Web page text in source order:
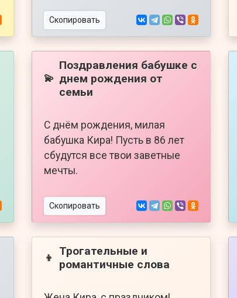
Скопировать
💫
Поздравления бабушке с
днем рождения от
семьи
С днём рождения, милая
бабушка Кира! Пусть в 86 лет
сбудутся все твои заветные
мечты.
Скопировать
👦
Трогательные и
романтичные слова